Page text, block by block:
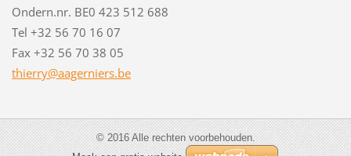
Ondern.nr. BE0 423 512 688
Tel +32 56 70 16 07
Fax +32 56 70 38 05
thierry@aagerniers.be
© 2016 Alle rechten voorbehouden.